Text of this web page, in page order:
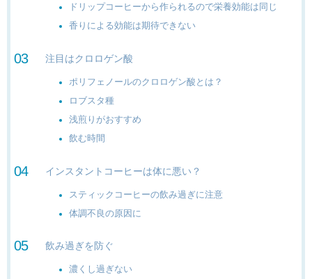
ドリップコーヒーから作られるので栄養効能は同じ
香りによる効能は期待できない
注目はクロロゲン酸
ポリフェノールのクロロゲン酸とは？
ロブスタ種
浅煎りがおすすめ
飲む時間
インスタントコーヒーは体に悪い？
スティックコーヒーの飲み過ぎに注意
体調不良の原因に
飲み過ぎを防ぐ
濃くし過ぎない